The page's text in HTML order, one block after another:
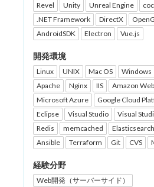
Revel
Unity Unreal Engine
.NET Framework
DirectX
AndroidSDK
Electron Vue.js
開発環境
Linux UNIX Mac OS Windows
Apache
Nginx IIS
Amazon
Microsoft Azure
Google Cloud
Eclipse
Visual Studio Visual
Redis
memcached Elasticsearch
Ansible
Terraform Git CVS
経験分野
Web開発（サーバーサイド）